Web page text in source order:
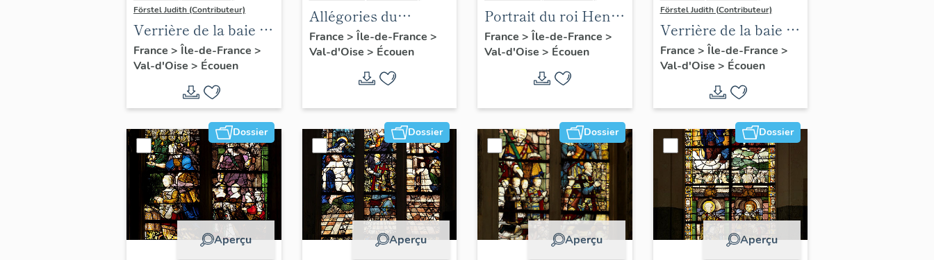
Förstel Judith (Contributeur)
Verrière de la baie 8 :
Vierge de douleur,
avec la donatrice
Antoinette de la
Marck et ses filles
France > Île-de-France >
Val-d'Oise > Écouen
Allégories du
Toucher et de la
Vue.
France > Île-de-France >
Val-d'Oise > Écouen
Portrait du roi Henri
IV
France > Île-de-France >
Val-d'Oise > Écouen
Förstel Judith (Contributeur)
Verrière de la baie 4 :
le Péché Originel et
le Bon Pasteur, avec
donateur (Odet de
Coligny)
France > Île-de-France >
Val-d'Oise > Écouen
Dossier
Aperçu
Dossier
Aperçu
Dossier
Aperçu
Dossier
Aperçu